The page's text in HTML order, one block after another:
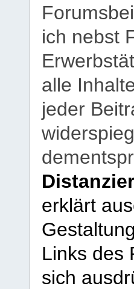
ich nebst
alle
jeder
erklärt
Links des
sich